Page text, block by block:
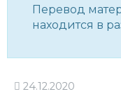
Перевод
находится в
24.12.2020